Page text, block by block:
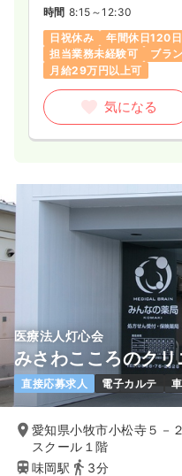
時間 8:15～12:30
日祝休み
年間休日120日
担当業務未経験可
ブラ
月給29万円以上可
気になる
医療法人灯心会
みさわこころのクリ
直接応募求人 電子カルテ
愛知県小牧市小松寺５－
スクール１階
味岡駅
3分